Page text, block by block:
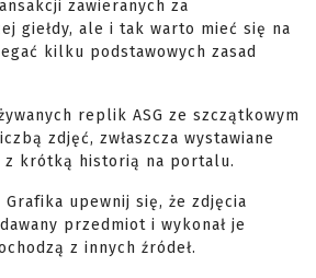
zawieranych za
giełdy, ale i tak warto mieć się na
kilku podstawowych zasad
replik ASG ze szczątkowym
zdjęć, zwłaszcza wystawiane
z krótką historią na portalu.
upewnij się, że zdjęcia
przedmiot i wykonał je
z innych źródeł.